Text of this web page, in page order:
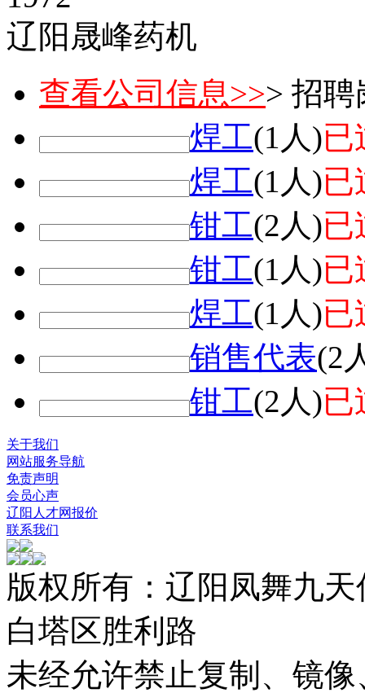
辽阳晟峰药机
查看公司信息>>> 招聘
焊工(1人)已
焊工(1人)已
钳工(2人)已
钳工(1人)已
焊工(1人)已
销售代表(2
钳工(2人)已
关于我们
网站服务导航
免责声明
会员心声
辽阳人才网报价
联系我们
版权所有：辽阳凤舞九
白塔区胜利路
未经允许禁止复制、镜